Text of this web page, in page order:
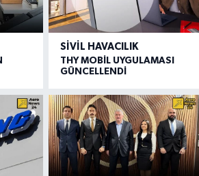
SIVIL HAVACILIK
THY MOBİL UYGULAMASI
GÜNCELLENDİ